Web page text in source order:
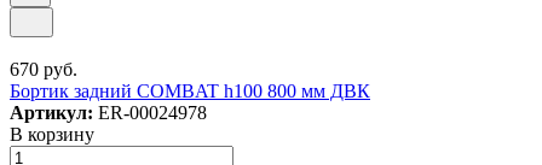
670 руб.
Бортик задний COMBAT h100 800 мм ДВК
Артикул: ER-00024978
В корзину